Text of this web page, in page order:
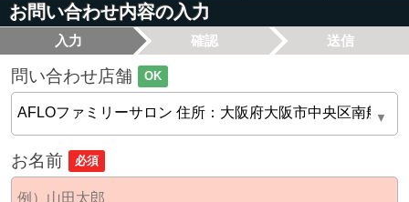
お問い合わせ内容の入力
入力 確認 送信
問い合わせ店舗 OK
お名前 必須